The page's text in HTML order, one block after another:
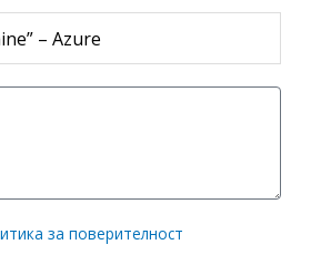
за поверителност